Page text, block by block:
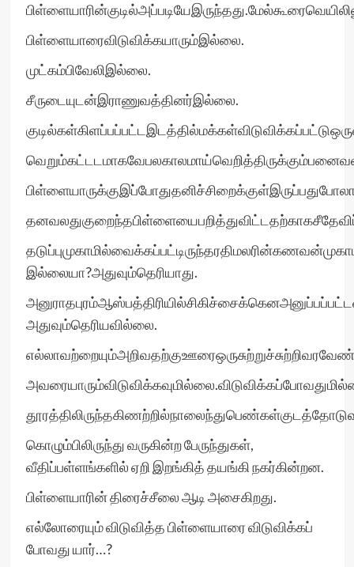
பிள்ளையாரைவிடுவிக்கயாரும்இல்லை.
முட்கம்பிவேலிஇல்லை.
சீருடையுடன்இராணுவத்தினர்இல்லை.
இல்லையா?அதுவும்தெரியாது.
அதுவும்தெரியவில்லை.
கொழும்பிலிருந்து வருகின்ற பேருந்துகள்,
வீதிப்பள்ளங்களில் ஏறி இறங்கித் தயங்கி நகர்கின்றன.
பிள்ளையாரின் திரைச்சீலை ஆடி அசைகிறது.
எல்லோரையும் விடுவித்த பிள்ளையாரை விடுவிக்கப்
போவது யார்…?